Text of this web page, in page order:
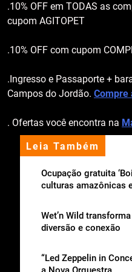
Leia Também
Ocupação gratuita
culturas amazônicas
Wet’n Wild
diversão e conexão
“Led Zeppelin in
.10% OFF em TODAS as
cupom AGITOPET
.10% OFF com cupom
.Ingresso e Passaporte +
Campos do Jordão. Compre
. Ofertas você encontra na
apoio